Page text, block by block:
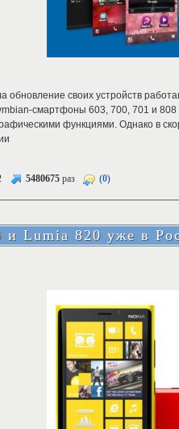
обновление своих устройств
смартфоны 603, 700, 701 и
функциями. Однако в
5480675 раз (0)
и Lumia 820 уже в